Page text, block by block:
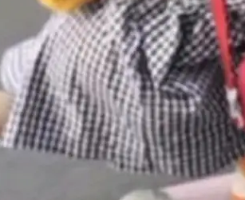
京ICP备2025119063号